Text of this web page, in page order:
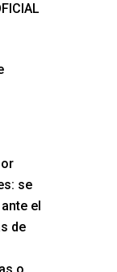
se
el
de